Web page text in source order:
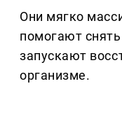
Они мягко
помогают
запускают
организме.